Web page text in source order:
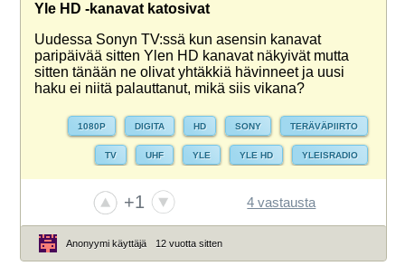
Yle HD -kanavat katosivat
Uudessa Sonyn TV:ssä kun asensin kanavat
paripäivää sitten Ylen HD kanavat näkyivät mutta
sitten tänään ne olivat yhtäkkiä hävinneet ja uusi
haku ei niitä palauttanut, mikä siis vikana?
1080P DIGITA HD SONY TERÄVÄPIIRTO
TV UHF YLE YLE HD YLEISRADIO
+1 4 vastausta
Anonyymi käyttäjä 12 vuotta sitten